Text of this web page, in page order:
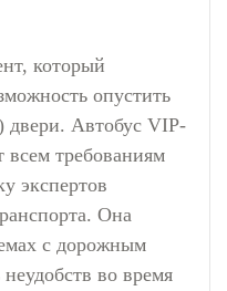
который
опустить
двери. Автобус VIP-
всем требованиям
экспертов
Она
с дорожным
во время